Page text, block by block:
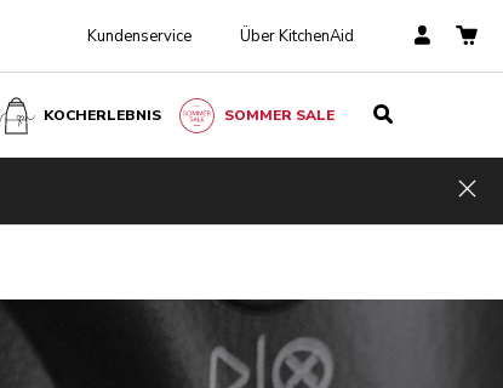
Kundenservice Über KitchenAid
KOCHERLEBNIS SOMMER SALE